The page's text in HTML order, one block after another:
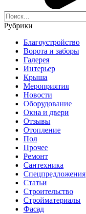
Search
for:
Рубрики
Благоустройство
Ворота и заборы
Галерея
Интерьер
Крыша
Мероприятия
Новости
Оборудование
Окна и двери
Отзывы
Отопление
Пол
Прочее
Ремонт
Сантехника
Спецпредложения
Статьи
Строительство
Стройматериалы
Фасад